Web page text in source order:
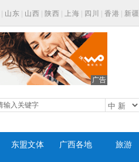
山东 山西 陕西 上海 四川 香港 新疆
广告
东盟文体 广西各地 旅游